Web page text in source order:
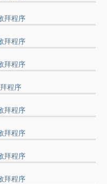
拜程序
拜程序
拜程序
程序
拜程序
拜程序
拜程序
拜程序